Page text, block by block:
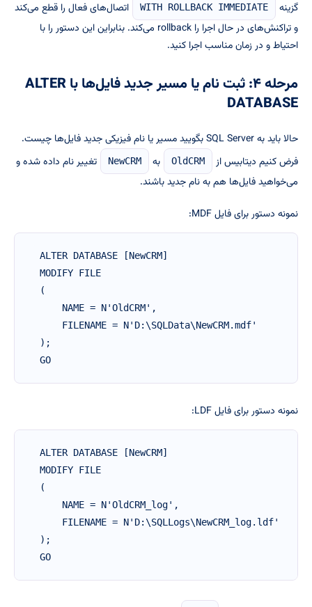
گزینه WITH ROLLBACK IMMEDIATE
اتصال‌های فعال را قطع می‌کند
و تراکنش‌های در حال اجرا را rollback می‌کند. بنابراین این دستور را با
احتیاط و در زمان مناسب اجرا کنید.
مرحله ۴: ثبت نام یا مسیر جدید فایل‌ها با ALTER
DATABASE
حالا باید به SQL Server بگویید مسیر یا نام فیزیکی جدید فایل‌ها چیست.
فرض کنیم دیتابیس از
OldCRM به NewCRM
تغییر نام داده شده و
می‌خواهید فایل‌ها هم به نام جدید باشند.
نمونه دستور برای فایل MDF:
ALTER DATABASE [NewCRM]
MODIFY FILE
(
    NAME = N'OldCRM',
    FILENAME = N'D:\SQLData\NewCRM.mdf'
);
GO
نمونه دستور برای فایل LDF:
ALTER DATABASE [NewCRM]
MODIFY FILE
(
    NAME = N'OldCRM_log',
    FILENAME = N'D:\SQLLogs\NewCRM_log.ldf'
);
GO